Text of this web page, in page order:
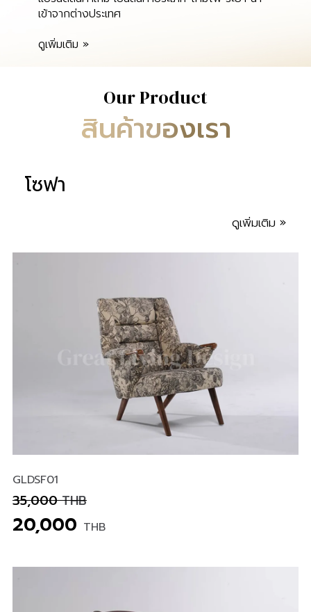
เข้าจากต่างประเทศ
ดูเพิ่มเติม »
Our Product
สินค้าของเรา
โซฟา
ดูเพิ่มเติม »
GLDSF01
35,000 THB
20,000 THB